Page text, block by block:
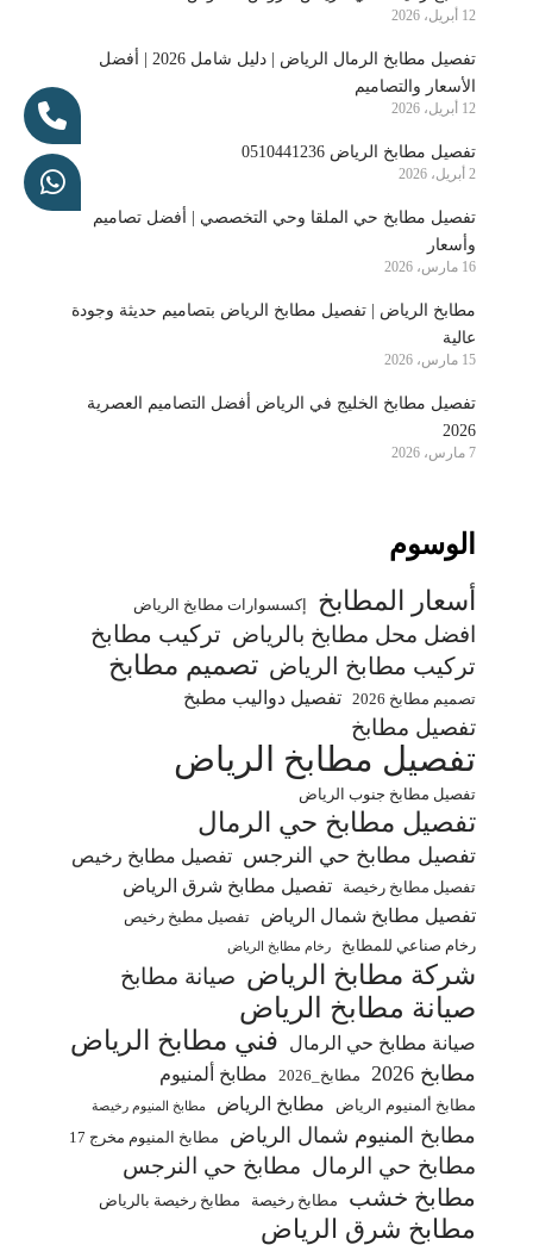
12 أبريل، 2026
تفصيل مطابخ الرمال الرياض | دليل شامل 2026 | أفضل
الأسعار والتصاميم
12 أبريل، 2026
تفصيل مطابخ الرياض 0510441236
2 أبريل، 2026
تفصيل مطابخ حي الملقا وحي التخصصي | أفضل تصاميم
وأسعار
16 مارس، 2026
مطابخ الرياض | تفصيل مطابخ الرياض بتصاميم حديثة وجودة
عالية
15 مارس، 2026
تفصيل مطابخ الخليج في الرياض أفضل التصاميم العصرية
2026
7 مارس، 2026
الوسوم
أسعار المطابخ إكسسوارات مطابخ الرياض
افضل محل مطابخ بالرياض تركيب مطابخ
تركيب مطابخ الرياض تصميم مطابخ
تصميم مطابخ 2026 تفصيل دواليب مطبخ
تفصيل مطابخ
تفصيل مطابخ الرياض
تفصيل مطابخ جنوب الرياض
تفصيل مطابخ حي الرمال
تفصيل مطابخ حي النرجس تفصيل مطابخ رخيص
تفصيل مطابخ رخيصة
تفصيل مطابخ شرق الرياض
تفصيل مطابخ شمال الرياض
تفصيل مطبخ رخيص
رخام صناعي للمطابخ
رخام مطابخ الرياض
شركة مطابخ الرياض صيانة مطابخ
صيانة مطابخ الرياض
صيانة مطابخ حي الرمال فني مطابخ الرياض
مطابخ 2026 مطابخ_2026 مطابخ ألمنيوم
مطابخ ألمنيوم الرياض مطابخ الرياض مطابخ المنيوم رخيصة
مطابخ المنيوم شمال الرياض مطابخ المنيوم مخرج 17
مطابخ حي الرمال مطابخ حي النرجس
مطابخ خشب مطابخ رخيصة مطابخ رخيصة بالرياض
مطابخ شرق الرياض